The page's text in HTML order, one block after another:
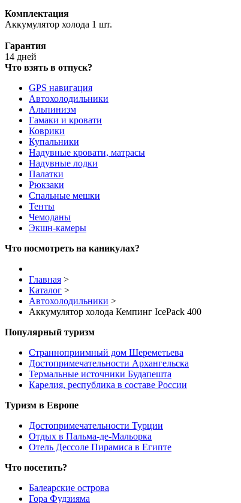
Комплектация
Аккумулятор холода 1 шт.
Гарантия
14 дней
Что взять в отпуск?
GPS навигация
Автохолодильники
Альпинизм
Гамаки и кровати
Коврики
Купальники
Надувные кровати, матрасы
Надувные лодки
Палатки
Рюкзаки
Спальные мешки
Тенты
Чемоданы
Экшн-камеры
Что посмотреть на каникулах?
Главная >
Каталог >
Автохолодильники >
Аккумулятор холода Кемпинг IcePack 400
Популярный туризм
Странноприимный дом Шереметьева
Достопримечательности Архангельска
Термальные источники Будапешта
Карелия, республика в составе России
Туризм в Европе
Достопримечательности Турции
Отдых в Пальма-де-Мальорка
Отель Дессоле Пирамиса в Египте
Что посетить?
Балеарские острова
Гора Фудзияма